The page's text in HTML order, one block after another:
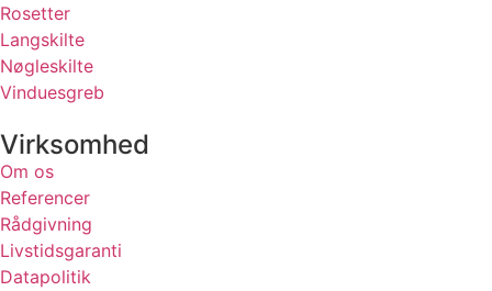
Rosetter
Langskilte
Nøgleskilte
Vinduesgreb
Virksomhed
Om os
Referencer
Rådgivning
Livstidsgaranti
Datapolitik